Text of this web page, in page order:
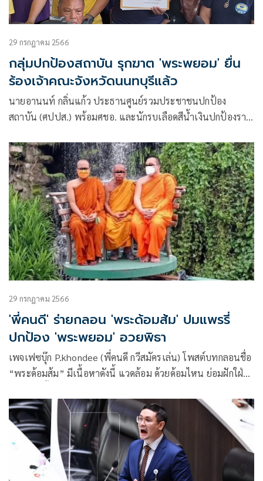
29 กรกฎาคม 2566
กลุ่มปกป้องสถาบัน รุกฆาต 'พระพยอม' ยื่น
ร้องเจ้าคณะจังหวัดนนทบุรีแล้ว
นายอานนท์ กลิ่นแก้ว ประธานศูนย์รวมประชาชนปกป้อง
สถาบัน (ศปปส.) พร้อมศชอ. และนักรบเลือดสีน้ำเงินปกป้องราช
นันทมุนี เจ้าคณะจังหวัดนนทบุรี
29 กรกฎาคม 2566
'พี่คนดี' ร่ายกลอน 'พระด้อมส้ม' ปมแพรรี่
ปกป้อง 'พระพยอม' อวยพิธา
เพจเฟซบุ๊ก P.khondee (พี่คนดี กวีสมัครเล่น) โพสต์บทกลอนชื่อ
“พระด้อมส้ม” มีเนื้อหาดังนี้ แวดล้อม ด้วยด้อมไหน ย่อมฝักใฝ่